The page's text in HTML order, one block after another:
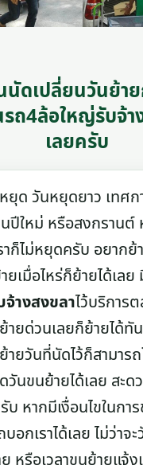
นัดเปลี่ยนวันย้า
ถ4ล้อใหญ่รับจ้า
เลยครับ
ด วันหยุดยาว เทศก
นปีใหม่ หรือสงกรานต์
าก็ไม่หยุดครับ อยากย้
ยเมื่อไหร่ก็ย้ายได้เลย
างสงขลาไว้บริการ
ายด่วนเลยก็ย้ายได้ทั
ายวันที่นัดไว้ก็สามารถ
วันขนย้ายได้เลย สะ
บ หากมีเงื่อนไขในกา
บอกเราได้เลย ไม่ว่าจ
ย หรือเวลาขนย้ายแจ้ง